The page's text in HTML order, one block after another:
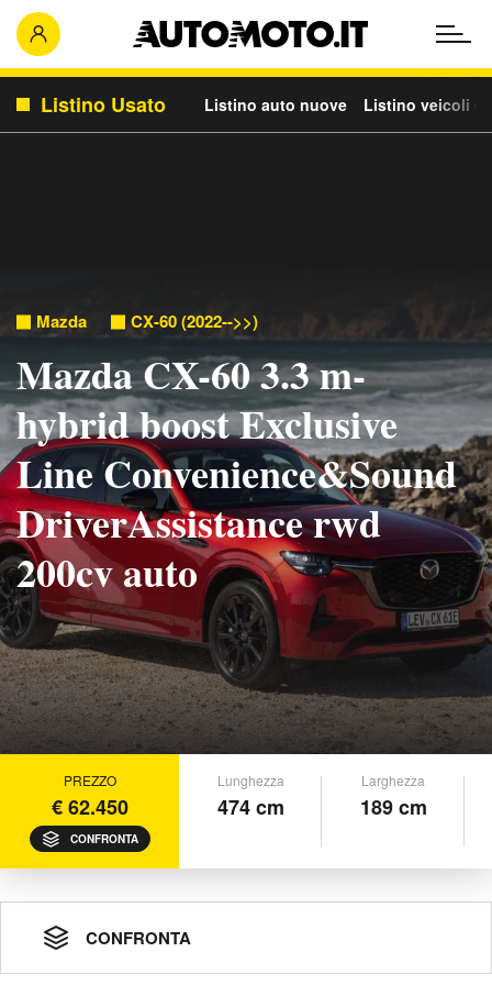
Listino Usato Listino auto nuove Listino veicoli
Mazda CX-60 (2022-->>)
Mazda CX-60 3.3 m-
hybrid boost Exclusive
Line Convenience&Sound
DriverAssistance rwd
200cv auto
PREZZO
€ 62.450
CONFRONTA
Lunghezza
474 cm
Larghezza
189 cm
CONFRONTA